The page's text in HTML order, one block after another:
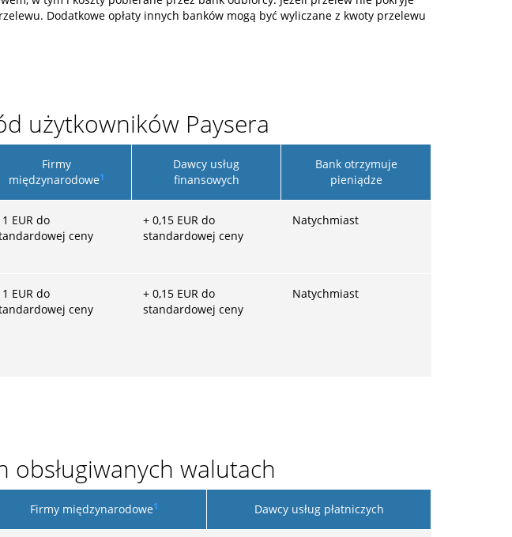
Dodatkowe opłaty innych banków mogą być wyliczane z kwoty przelewu
użytkowników Paysera
Firmy
międzynarodowe1
Dawcy usług
finansowych
Bank otrzymuje
pieniądze
1 EUR do
ceny
+ 0,15 EUR do
standardowej ceny
Natychmiast
1 EUR do
ceny
+ 0,15 EUR do
standardowej ceny
Natychmiast
obsługiwanych walutach
Firmy międzynarodowe1 Dawcy usług płatniczych